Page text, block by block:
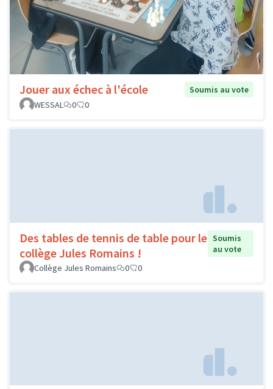
Jouer aux échec à l'école
Soumis au vote
WESSAL
0 0
Des tables de tennis de table pour le
collège Jules Romains !
Soumis
au vote
Collège Jules Romains
0 0